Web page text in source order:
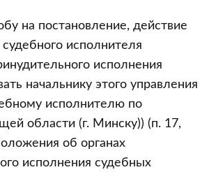
на постановление, действие
исполнителя
исполнения
начальнику этого управления
исполнителю по
области (г. Минску)) (п. 17,
об органах
исполнения судебных